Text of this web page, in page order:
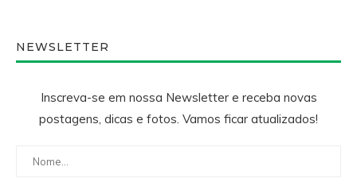
NEWSLETTER
Inscreva-se em nossa Newsletter e receba novas
postagens, dicas e fotos. Vamos ficar atualizados!